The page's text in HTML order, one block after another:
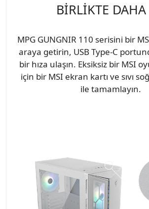
BİRLİKTE
MPG GUNGNIR 110 serisini bir
araya getirin, USB Type-C
bir hıza ulaşın. Eksiksiz bir MSI
için bir MSI ekran kartı ve sıvı
ile tamamlayın.